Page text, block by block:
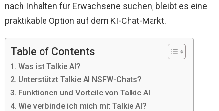
nach Inhalten für Erwachsene suchen, bleibt es eine
praktikable Option auf dem KI-Chat-Markt.
Table of Contents
Was ist Talkie AI?
Unterstützt Talkie AI NSFW-Chats?
Funktionen und Vorteile von Talkie AI
Wie verbinde ich mich mit Talkie AI?